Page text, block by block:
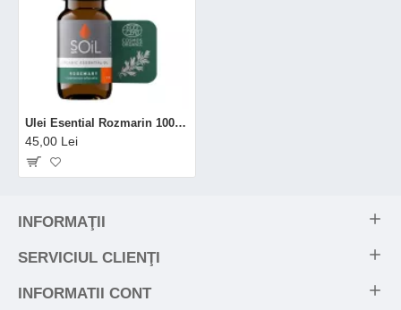
Ulei Esential Rozmarin 100% Organic (10 ml), SOiL
45,00 Lei
INFORMAŢII
SERVICIUL CLIENŢI
INFORMATII CONT